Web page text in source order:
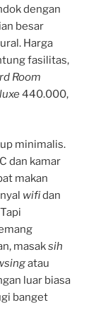
dengan
besar
Harga
fasilitas,
Room
440.000,
minimalis.
dan kamar
makan
wifidan
masaksih
atau
luar biasa
banget